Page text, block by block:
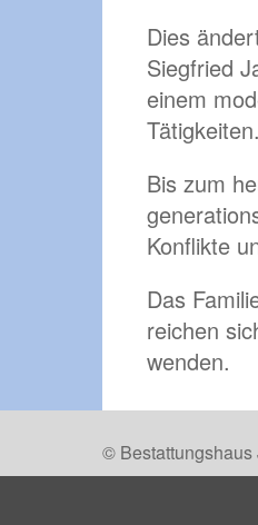
Dies
Siegfried
einem
Tätigkeiten.
Bis zum
Konflikte
Das
reichen
wenden.
© Bestattungshaus